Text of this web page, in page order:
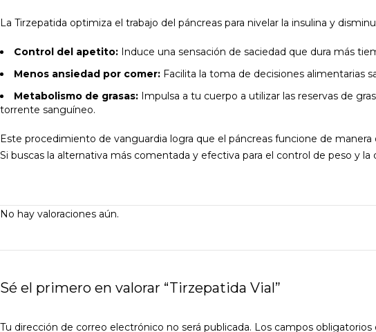
La Tirzepatida optimiza el trabajo del páncreas para nivelar la insulina y
Control del apetito: Induce una sensación de saciedad que dura más
Menos ansiedad por comer: Facilita la toma de decisiones alimentarias
Metabolismo de grasas: Impulsa a tu cuerpo a utilizar las reservas de
torrente sanguíneo.
Este procedimiento de vanguardia logra que el páncreas funcione de
Si buscas la alternativa más comentada y efectiva para el control de peso y
No hay valoraciones aún.
Sé el primero en valorar “Tirzepatida Vial”
Tu dirección de correo electrónico no será publicada. Los campos obligatorios